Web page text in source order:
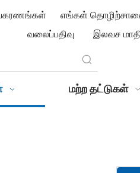
எங்கள்
வலைப்பதிவு
இலவச
மற்ற தட்டுகள்